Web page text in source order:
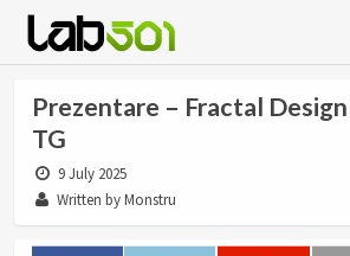
Prezentare – Fractal Design
TG
9 July 2025
Written by Monstru